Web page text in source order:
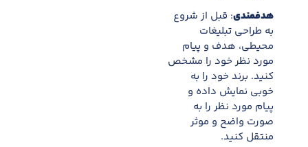
هدفمندی: قبل از شروع
به طراحی تبلیغات
محیطی، هدف و پیام
مورد نظر خود را مشخص
کنید. برند خود را به
خوبی نمایش داده و
پیام مورد نظر را به
صورت واضح و موثر
منتقل کنید.